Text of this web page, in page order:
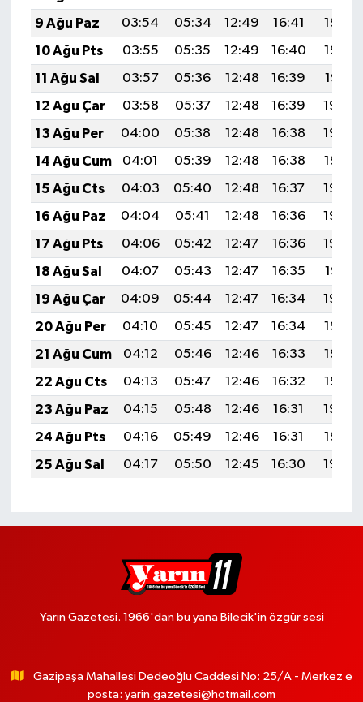
9 Ağu Paz
03:54 05:34 12:49 16:41
19:53
10 Ağu Pts
03:55 05:35 12:49 16:40
19:52
11 Ağu Sal
03:57 05:36 12:48 16:39
19:51
12 Ağu Çar
03:58 05:37 12:48 16:39
19:49
13 Ağu Per
04:00 05:38 12:48 16:38
19:48
14 Ağu Cum
04:01 05:39 12:48 16:38
19:47
15 Ağu Cts
04:03 05:40 12:48 16:37
19:45
16 Ağu Paz
04:04 05:41 12:48 16:36
19:44
17 Ağu Pts
04:06 05:42 12:47 16:36
19:42
18 Ağu Sal
04:07 05:43 12:47 16:35
19:41
19 Ağu Çar
04:09 05:44 12:47 16:34
19:40
20 Ağu Per
04:10 05:45 12:47 16:34
19:38
21 Ağu Cum
04:12 05:46 12:46 16:33
19:37
22 Ağu Cts
04:13 05:47 12:46 16:32
19:35
23 Ağu Paz
04:15 05:48 12:46 16:31
19:34
24 Ağu Pts
04:16 05:49 12:46 16:31
19:32
25 Ağu Sal
04:17 05:50 12:45 16:30 19:30
Yarın Gazetesi. 1966'dan bu yana Bilecik'in özgür sesi
Gazipaşa Mahallesi Dedeoğlu Caddesi No: 25/A - Merkez e
posta: yarin.gazetesi@hotmail.com